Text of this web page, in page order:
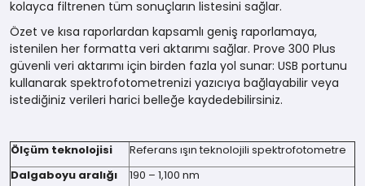
kolayca filtrenen tüm sonuçların listesini sağlar.
Özet ve kısa raporlardan kapsamlı geniş raporlamaya,
istenilen her formatta veri aktarımı sağlar. Prove 300 Plus
güvenli veri aktarımı için birden fazla yol sunar: USB portunu
kullanarak spektrofotometrenizi yazıcıya bağlayabilir veya
istediğiniz verileri harici belleğe kaydedebilirsiniz.
Ölçüm teknolojisi Referans ışın teknolojili spektrofotometre
Dalgaboyu aralığı 190 – 1,100 nm